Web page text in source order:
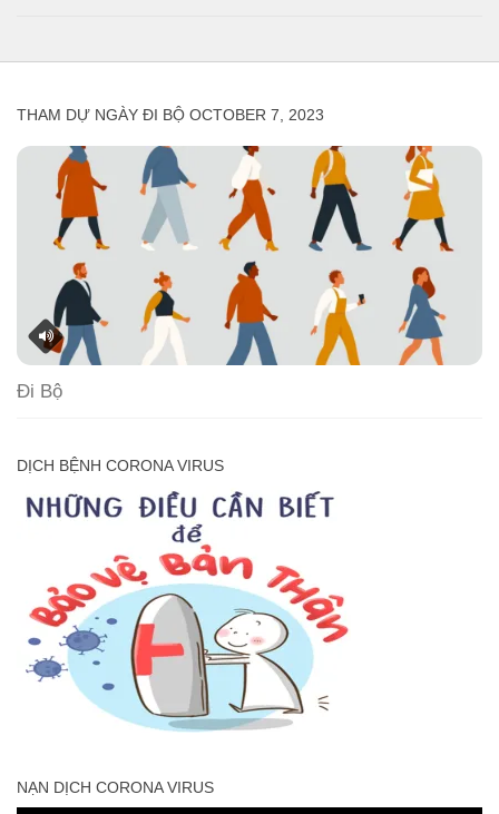
THAM DỰ NGÀY ĐI BỘ OCTOBER 7, 2023
Đi Bộ
DỊCH BỆNH CORONA VIRUS
NẠN DỊCH CORONA VIRUS